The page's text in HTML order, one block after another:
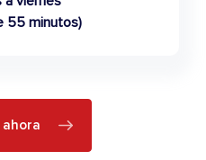
55 minutos)